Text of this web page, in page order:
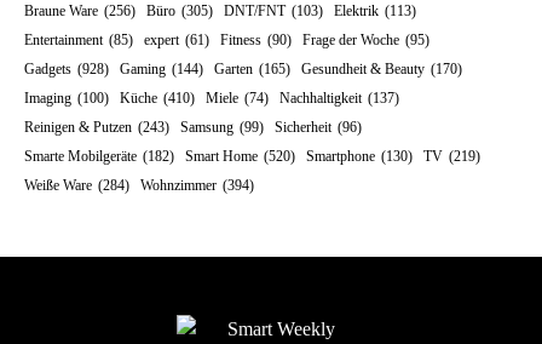
Braune Ware (256) Büro (305) DNT/FNT (103) Elektrik (113)
Entertainment (85) expert (61) Fitness (90) Frage der Woche (95)
Gadgets (928) Gaming (144) Garten (165) Gesundheit & Beauty (170)
Imaging (100) Küche (410) Miele (74) Nachhaltigkeit (137)
Reinigen & Putzen (243) Samsung (99) Sicherheit (96)
Smarte Mobilgeräte (182) Smart Home (520) Smartphone (130) TV (219)
Weiße Ware (284) Wohnzimmer (394)